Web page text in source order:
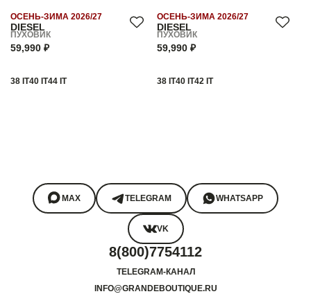
DIESEL
ОСЕНЬ-ЗИМА 2026/27
ПУХОВИК
59,990 ₽
38 IT40 IT44 IT
DIESEL
ОСЕНЬ-ЗИМА 2026/27
ПУХОВИК
59,990 ₽
38 IT40 IT42 IT
MAX TELEGRAM WHATSAPP
VK
8(800)7754112
TELEGRAM-КАНАЛ
INFO@GRANDEBOUTIQUE.RU